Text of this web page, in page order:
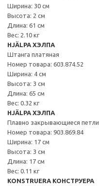
Ширина: 30 см
Высота: 2 см
Длина: 61 см
Вес: 2.10 кг
HJÄLPA ХЭЛПА
Штанга платяная
Номер товара: 603.874.52
Ширина: 4 см
Высота: 3 см
Длина: 65 см
Вес: 0.32 кг
HJÄLPA ХЭЛПА
Плавно закрывающиеся петли
Номер товара: 903.869.84
Ширина: 17 см
Высота: 3 см
Длина: 17 см
Вес: 0.11 кг
KONSTRUERA КОНСТРУЕРА